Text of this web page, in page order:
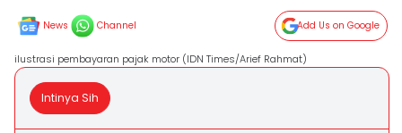
News Channel Add Us on Google
ilustrasi pembayaran pajak motor (IDN Times/Arief Rahmat)
Intinya Sih